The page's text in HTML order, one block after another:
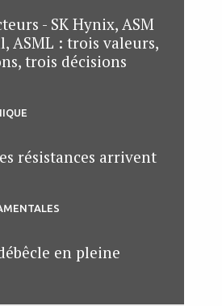
- SK Hynix, ASM
ASML : trois valeurs,
trois décisions
résistances arrivent
en pleine